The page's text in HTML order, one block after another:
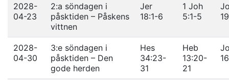
2028-
04-23
2:a söndagen i
påsktiden – Påskens
vittnen
Jer
18:1-6
1 Joh
5:1-5
19
2028-
04-30
3:e söndagen i
påsktiden – Den
gode herden
Hes
34:23-
31
Heb
13:20-
21
16